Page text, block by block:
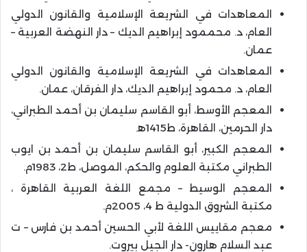
المعاهدات في الشريعة الإسلامية والقانون الدولي
العام، د. محممود إبراهيم الديك – دار النهضة العربية –
عمان.
المعاهدات في الشريعة الإسلامية والقانون الدولي
العام، د. محمود إبراهيم الديك، دار الفرقان، عمان.
المعجم الأوسط، أبو القاسم سليمان بن أحمد الطبراني،
دار الحرمين، القاهرة، ط1415ﻫ.
المعجم الكبير، أبو القاسم سليمان بن أحمد بن ايوب
الطبراني مكتبة العلوم والحكم، الموصل، ط2، 1983م.
المعجم الوسيط – مجمع اللغة العربية القاهرة ،
مكتبة الشروق الدولية ط 4، 2005م.
معجم مقاييس اللغة لأبي الحسين أحمد بن فارس – ت
عبد السلام هارون- دار الجيل بيروت.